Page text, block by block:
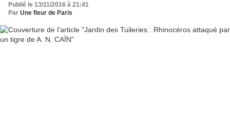
Publié le 13/11/2016 à 21:41
Par Une fleur de Paris